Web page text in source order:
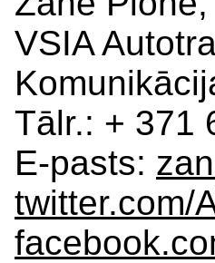
VSIA
Tālr.: + 371
E-pasts:
twitter.com/